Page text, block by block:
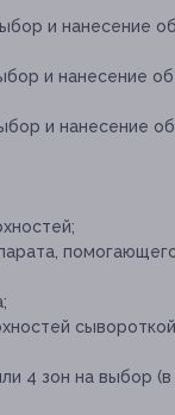
и нанесение
и нанесение
и нанесение
4 зон на выбор